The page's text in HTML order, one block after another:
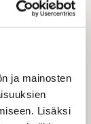
ja mainosten
Lisäksi